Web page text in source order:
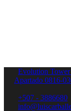
Evolution
Apartado 0816-
+507 - 3886680